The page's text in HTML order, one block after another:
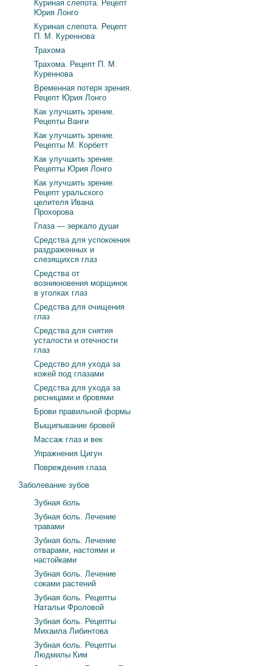
Куриная слепота. Рецепт
Юрия Лонго
Куриная слепота. Рецепт
П. М. Куреннова
Трахома
Трахома. Рецепт П. М.
Куреннова
Временная потеря зрения.
Рецепт Юрия Лонго
Как улучшить зрение.
Рецепты Ванги
Как улучшить зрение.
Рецепты М. Корбетт
Как улучшить зрение.
Рецепты Юрия Лонго
Как улучшить зрение.
Рецепт уральского
целителя Ивана
Прохорова
Глаза — зеркало души
Средства для успокоения
раздраженных и
слезящихся глаз
Средства от
возникновения морщинок
в уголках глаз
Средства для очищения
глаз
Средства для снятия
усталости и отечности
глаз
Средство для ухода за
кожей под глазами
Средства для ухода за
ресницами и бровями
Брови правильной формы
Выщипывание бровей
Массаж глаз и век
Упражнения Цигун
Повреждения глаза
Заболевание зубов
Зубная боль
Зубная боль. Лечение
травами
Зубная боль. Лечение
отварами, настоями и
настойками
Зубная боль. Лечение
соками растений
Зубная боль. Рецепты
Натальи Фроловой
Зубная боль. Рецепты
Михаила Либинтова
Зубная боль. Рецепты
Людмилы Ким